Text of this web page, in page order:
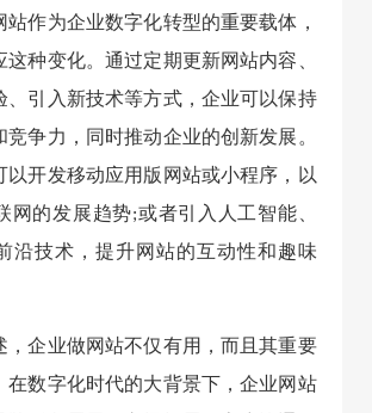
站作为企业数字化转型的重要载体，
这种变化。通过定期更新网站内容、
、引入新技术等方式，企业可以保持
竞争力，同时推动企业的创新发展。
以开发移动应用版网站或小程序，以
网的发展趋势;或者引入人工智能、
沿技术，提升网站的互动性和趣味
企业做网站不仅有用，而且其重要
在数字化时代的大背景下，企业网站